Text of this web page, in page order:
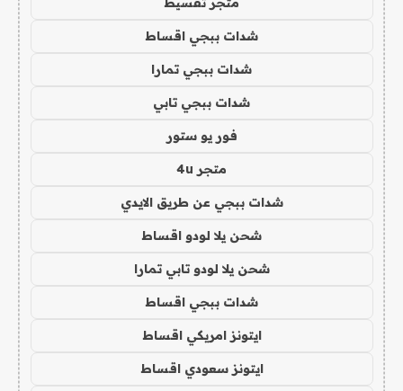
شدات ببجي اقساط
شدات ببجي تمارا
شدات ببجي تابي
فور يو ستور
متجر 4u
شدات ببجي عن طريق الايدي
شحن يلا لودو اقساط
شحن يلا لودو تابي تمارا
شدات ببجي اقساط
ايتونز امريكي اقساط
ايتونز سعودي اقساط